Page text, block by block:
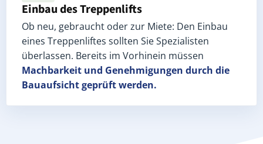
Einbau des Treppenlifts
Ob neu, gebraucht oder zur Miete: Den Einbau
eines Treppenliftes sollten Sie Spezialisten
überlassen. Bereits im Vorhinein müssen
Machbarkeit und Genehmigungen durch die
Bauaufsicht geprüft werden.